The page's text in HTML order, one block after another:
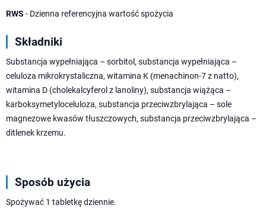
RWS - Dzienna referencyjna wartość spożycia
Składniki
Substancja wypełniająca – sorbitol, substancja wypełniająca –
celuloza mikrokrystaliczna, witamina K (menachinon-7 z natto),
witamina D (cholekalcyferol z lanoliny), substancja wiążąca –
karboksymetyloceluloza, substancja przeciwzbrylająca – sole
magnezowe kwasów tłuszczowych, substancja przeciwzbrylająca –
ditlenek krzemu.
Sposób użycia
Spożywać 1 tabletkę dziennie.